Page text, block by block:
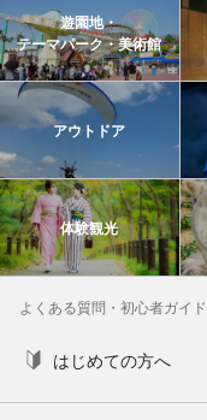
遊園地・
テーマパーク・美術館
アウトドア
体験観光
よくある質問・初心者ガイド
はじめての方へ